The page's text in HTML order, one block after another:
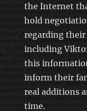
the Internet
hold
regarding
including
this
inform their
real additions
time.